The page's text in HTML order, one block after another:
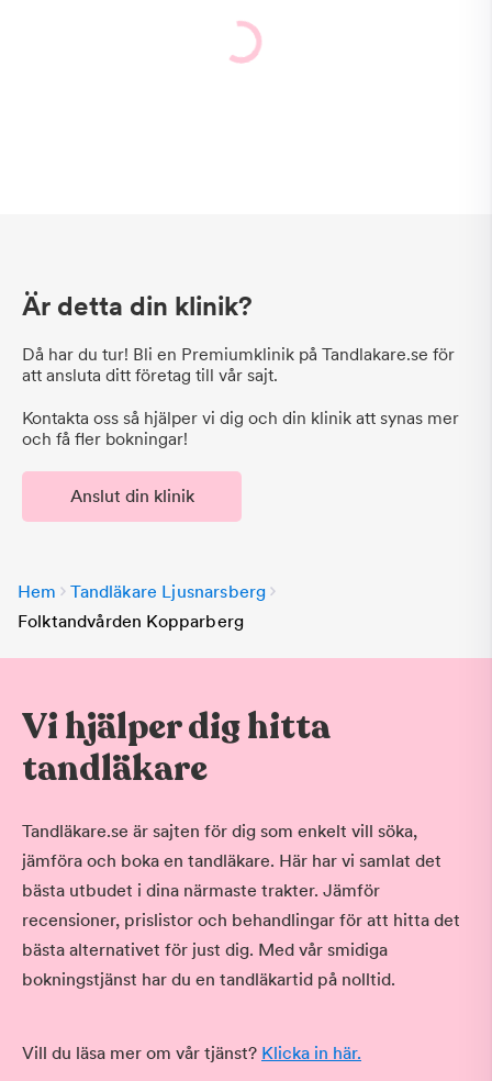
Är detta din klinik?
Då har du tur! Bli en Premiumklinik på Tandlakare.se för
att ansluta ditt företag till vår sajt.
Kontakta oss så hjälper vi dig och din klinik att synas mer
och få fler bokningar!
Anslut din klinik
Hem
Tandläkare Ljusnarsberg
Folktandvården Kopparberg
Vi hjälper dig hitta
tandläkare
Tandläkare.se är sajten för dig som enkelt vill söka,
jämföra och boka en tandläkare. Här har vi samlat det
bästa utbudet i dina närmaste trakter. Jämför
recensioner, prislistor och behandlingar för att hitta det
bästa alternativet för just dig. Med vår smidiga
bokningstjänst har du en tandläkartid på nolltid.
Vill du läsa mer om vår tjänst? Klicka in här.